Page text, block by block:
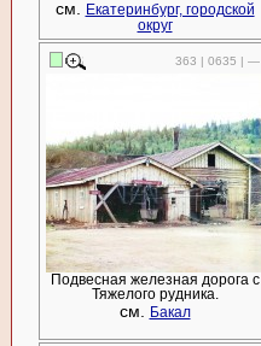
см.
Екатеринбург, городской
округ
363 | 0635 | —
Подвесная железная дорога с
Тяжелого рудника.
см. Бакал